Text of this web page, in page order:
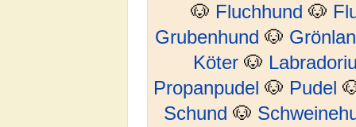
🐶 Fluchhund 🐶
Grubenhund 🐶
Köter 🐶
Propanpudel 🐶 Pudel
Schund 🐶